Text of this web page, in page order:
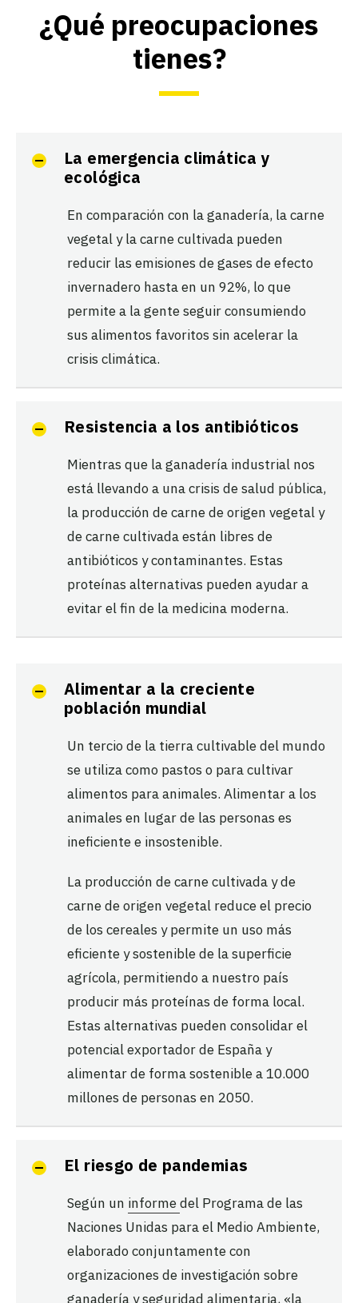
¿Qué preocupaciones
tienes?
La emergencia climática y
ecológica
En comparación con la ganadería, la carne
vegetal y la carne cultivada pueden
reducir las emisiones de gases de efecto
invernadero hasta en un 92%, lo que
permite a la gente seguir consumiendo
sus alimentos favoritos sin acelerar la
crisis climática.
Resistencia a los antibióticos
Mientras que la ganadería industrial nos
está llevando a una crisis de salud pública,
la producción de carne de origen vegetal y
de carne cultivada están libres de
antibióticos y contaminantes. Estas
proteínas alternativas pueden ayudar a
evitar el fin de la medicina moderna.
Alimentar a la creciente
población mundial
Un tercio de la tierra cultivable del mundo
se utiliza como pastos o para cultivar
alimentos para animales. Alimentar a los
animales en lugar de las personas es
ineficiente e insostenible.
La producción de carne cultivada y de
carne de origen vegetal reduce el precio
de los cereales y permite un uso más
eficiente y sostenible de la superficie
agrícola, permitiendo a nuestro país
producir más proteínas de forma local.
Estas alternativas pueden consolidar el
potencial exportador de España y
alimentar de forma sostenible a 10.000
millones de personas en 2050.
El riesgo de pandemias
Según un informedel Programa de las
Naciones Unidas para el Medio Ambiente,
elaborado conjuntamente con
organizaciones de investigación sobre
ganadería y seguridad alimentaria, «la